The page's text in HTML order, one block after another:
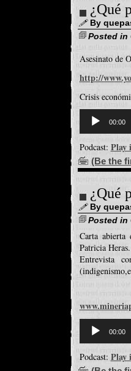
¿Qué
By
Posted in
Asesinato de
http://
Crisis
d'àudio
00:00
Podcast: Play
(Be the
¿Qué
By
Posted in
Carta
Patricia Heras.
Entrevista
d'àudio
00:00
Podcast: Play